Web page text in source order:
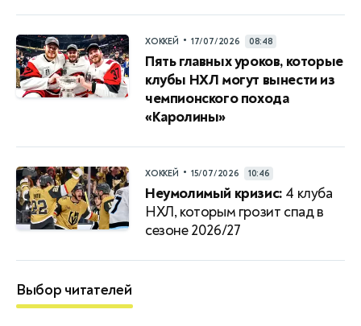
ХОККЕЙ • 17/07/2026 08:48
Пять главных уроков, которые
клубы НХЛ могут вынести из
чемпионского похода
«Каролины»
ХОККЕЙ • 15/07/2026 10:46
Неумолимый кризис: 4 клуба
НХЛ, которым грозит спад в
сезоне 2026/27
Выбор читателей